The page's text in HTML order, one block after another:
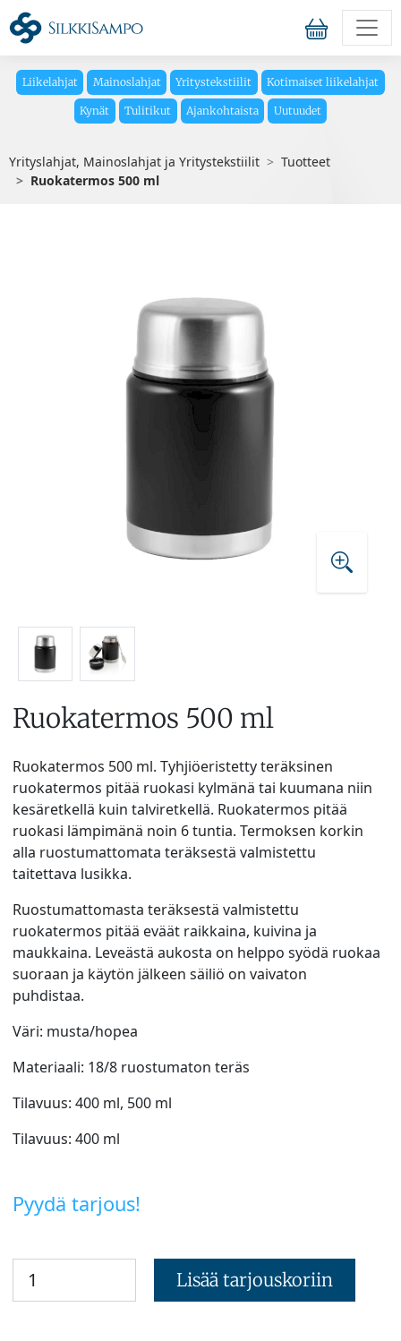
Liikelahjat Mainoslahjat Yritystekstiilit Kotimaiset liikelahjat
Kynät Tulitikut Ajankohtaista Uutuudet
Yrityslahjat, Mainoslahjat ja Yritystekstiilit
Tuotteet
Ruokatermos 500 ml
Ruokatermos 500 ml
Ruokatermos 500 ml. Tyhjiöeristetty teräksinen
ruokatermos pitää ruokasi kylmänä tai kuumana niin
kesäretkellä kuin talviretkellä. Ruokatermos pitää
ruokasi lämpimänä noin 6 tuntia. Termoksen korkin
alla ruostumattomata teräksestä valmistettu
taitettava lusikka.
Ruostumattomasta teräksestä valmistettu
ruokatermos pitää eväät raikkaina, kuivina ja
maukkaina. Leveästä aukosta on helppo syödä ruokaa
suoraan ja käytön jälkeen säiliö on vaivaton
puhdistaa.
Väri: musta/hopea
Materiaali: 18/8 ruostumaton teräs
Tilavuus: 400 ml, 500 ml
Tilavuus: 400 ml
Pyydä tarjous!
Lisää tarjouskoriin